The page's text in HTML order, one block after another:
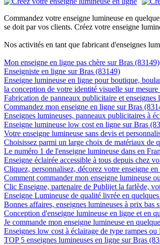
Commandez votre enseigne lumineuse en
se doit par vos clients. Créez votre enseigne
Nos activités en tant que fabricant d'enseignes
Mon enseigne en ligne pas chère sur Bras (83149)
Enseigniste en ligne sur Bras (83149)
Enseigne lumineuse en ligne pour boutique,
la conception de votre identité visuelle sur
Fabrication de panneaux publicitaire et
Commandez mon enseigne en ligne sur Bras
Enseignes lumineuses, panneaux publicitaires à
Enseigne lumineuse low cost en ligne sur Bras
Votre enseigne lumineuse sans devis et
Choisissez parmi un large choix de matériaux de
Le numéro 1 de l'enseigne lumineuse dans en
Enseigne éclairée accessible à tous depuis chez
Cliquez, personnalisez, décorez votre enseigne
Comment commander mon enseigne lumineuse
Clic Enseigne, partenaire de Publijet la farlède,
Enseigne Lumineuse de qualité livrée en
Bonnes affaires, enseignes lumineuses à prix bas
Conception d'enseigne lumineuse en ligne et en
Je commande mon enseigne lumineuse en
Enseignes low cost à éclairage de type rampes
TOP 5 enseignes lumineuses en ligne sur Bras